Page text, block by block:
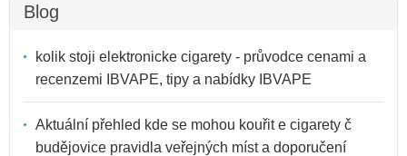
Blog
kolik stoji elektronicke cigarety - průvodce cenami a
recenzemi IBVAPE, tipy a nabídky IBVAPE
Aktuální přehled kde se mohou kouřit e cigarety č
budějovice pravidla veřejných míst a doporučení